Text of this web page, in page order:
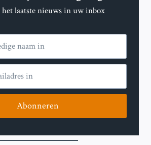
laatste nieuws in uw inbox
Abonneren